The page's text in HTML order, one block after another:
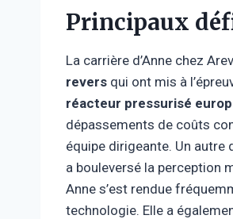
Principaux
La carrière d’Anne chez
revers qui ont mis à
réacteur pressurisé
dépassements de coûts
équipe dirigeante. Un autre
a bouleversé la perception
Anne s’est rendue
technologie. Elle a